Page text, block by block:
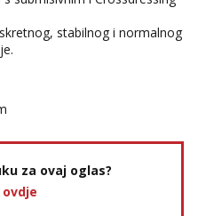
stabilnog i normalnog
za ovaj oglas?
ovdje